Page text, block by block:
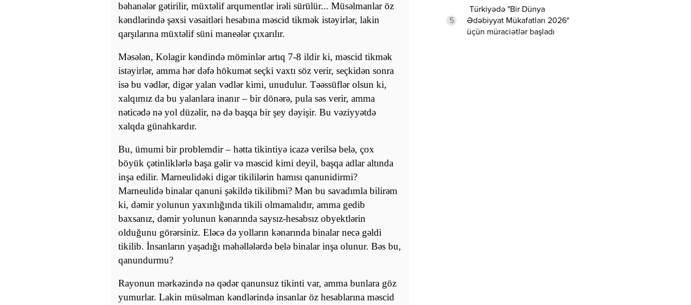
bəhanələr gətirilir, müxtəlif arqumentlər irəli sürülür... Müsəlmanlar öz
kəndlərində şəxsi vəsaitləri hesabına məscid tikmək istəyirlər, lakin
qarşılarına müxtəlif süni maneələr çıxarılır.
Məsələn, Kolagir kəndində möminlər artıq 7-8 ildir ki, məscid tikmək
istəyirlər, amma hər dəfə hökumət seçki vaxtı söz verir, seçkidən sonra
isə bu vədlər, digər yalan vədlər kimi, unudulur. Təəssüflər olsun ki,
xalqımız da bu yalanlara inanır – bir dönərə, pula səs verir, amma
nəticədə nə yol düzəlir, nə də başqa bir şey dəyişir. Bu vəziyyətdə
xalqda günahkardır.
Bu, ümumi bir problemdir – hətta tikintiyə icazə verilsə belə, çox
böyük çətinliklərlə başa gəlir və məscid kimi deyil, başqa adlar altında
inşa edilir. Marneulidəki digər tikililərin hamısı qanunidirmi?
Marneulidə binalar qanuni şəkildə tikilibmi? Mən bu savadımla bilirəm
ki, dəmir yolunun yaxınlığında tikili olmamalıdır, amma gedib
baxsanız, dəmir yolunun kənarında saysız-hesabsız obyektlərin
olduğunu görərsiniz. Eləcə də yolların kənarında binalar necə gəldi
tikilib. İnsanların yaşadığı məhəllələrdə belə binalar inşa olunur. Bəs bu,
qanundurmu?
Rayonun mərkəzində nə qədər qanunsuz tikinti var, amma bunlara göz
yumurlar. Lakin müsəlman kəndlərində insanlar öz hesablarına məscid
5
Türkiyədə "Bir Dünya
Ədəbiyyat Mükafatları 2026"
üçün müraciətlər başladı